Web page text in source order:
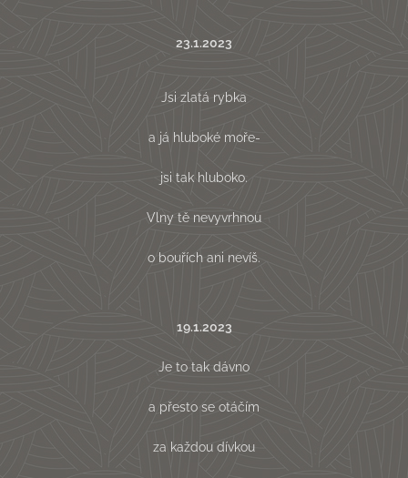
23.1.2023
Jsi zlatá rybka
a já hluboké moře-
jsi tak hluboko.
Vlny tě nevyvrhnou
o bouřích ani nevíš.
19.1.2023
Je to tak dávno
a přesto se otáčím
za každou dívkou